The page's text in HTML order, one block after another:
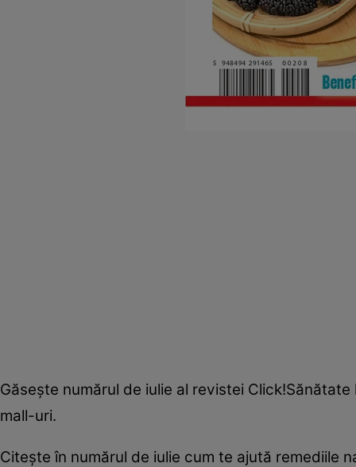
Găseşte numărul de iulie al revistei
mall-uri.
Citeşte în numărul de iulie cum te ajută remediile